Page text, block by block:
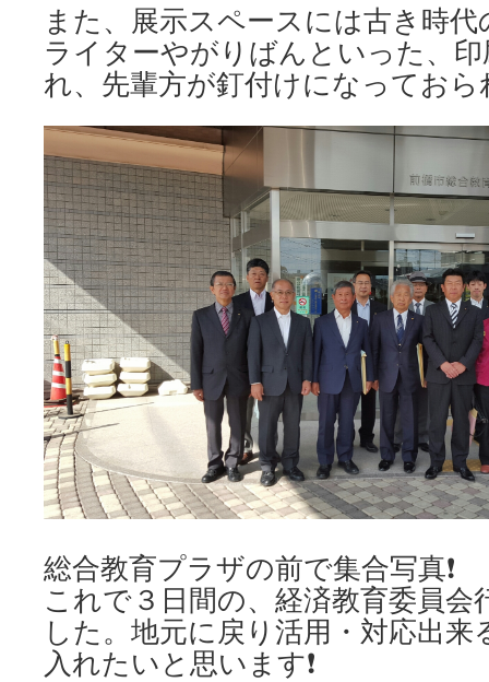
また、展示スペースには古き時
ライターやがりばんといった、
れ、先輩方が釘付けになってお
総合教育プラザの前で集合写真❗
これで３日間の、経済教育委員会
した。地元に戻り活用・対応出
入れたいと思います❗